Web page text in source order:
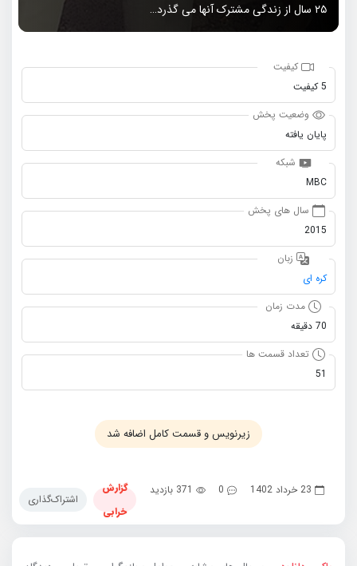
۲۵ سال از زندگی مشترک آنها می گذرد…
کیفیت
5 کیفیت
وضعیت پخش
پایان یافته
شبکه
MBC
سال های پخش
2015
زبان
کره ای
مدت زمان
70 دقیقه
تعداد قسمت ها
51
زیرنویس و قسمت کامل اضافه شد
23 خرداد 1402 0 371 بازدید
گزارش
خرابی
اشتراک‌گذاری